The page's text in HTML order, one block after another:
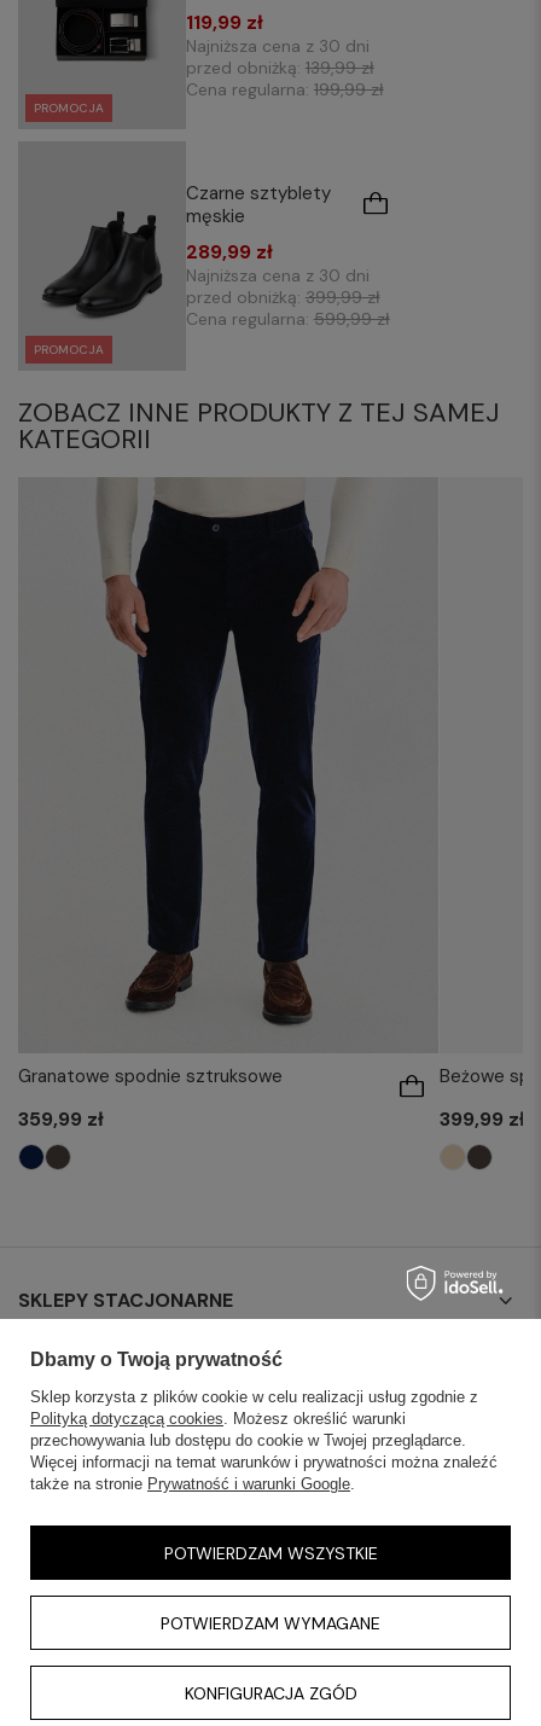
PROMOCJA
119,99 zł
Najniższa cena z 30 dni
przed obniżką: 139,99 zł
Cena regularna: 199,99 zł
PROMOCJA
Czarne sztyblety
męskie
289,99 zł
Najniższa cena z 30 dni
przed obniżką: 399,99 zł
Cena regularna: 599,99 zł
ZOBACZ INNE PRODUKTY Z TEJ SAMEJ
KATEGORII
Granatowe spodnie sztruksowe
359,99 zł
Beżowe
399,99 zł
SKLEPY STACJONARNE
INFORMACJE
OBSŁUGA KLIENTA
AKTUALNOŚCI
Dbamy o Twoją prywatność
Sklep korzysta z plików cookie w celu realizacji usług zgodnie z
Polityką dotyczącą cookies. Możesz określić warunki
przechowywania lub dostępu do cookie w Twojej przeglądarce.
Więcej informacji na temat warunków i prywatności można znaleźć
także na stronie Prywatność i warunki Google.
POTWIERDZAM WYMAGANE
KONFIGURACJA ZGÓD
POTWIERDZAM WSZYSTKIE